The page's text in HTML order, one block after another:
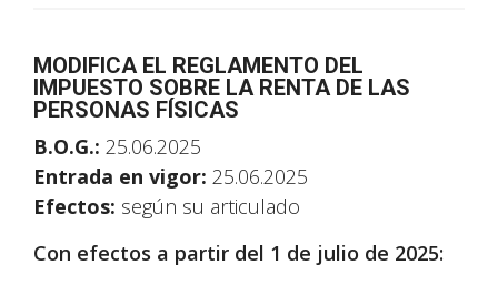
MODIFICA EL REGLAMENTO DEL
IMPUESTO SOBRE LA RENTA DE LAS
PERSONAS FÍSICAS
B.O.G.: 25.06.2025
Entrada en vigor: 25.06.2025
Efectos: según su articulado
Con efectos a partir del 1 de julio de 2025: